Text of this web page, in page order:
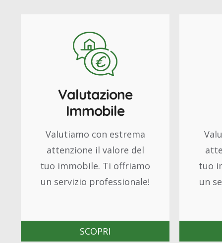
Valutazione
Immobile
Valutiamo con estrema
attenzione il valore del
tuo immobile. Ti offriamo
un servizio professionale!
SCOPRI
tuo
un